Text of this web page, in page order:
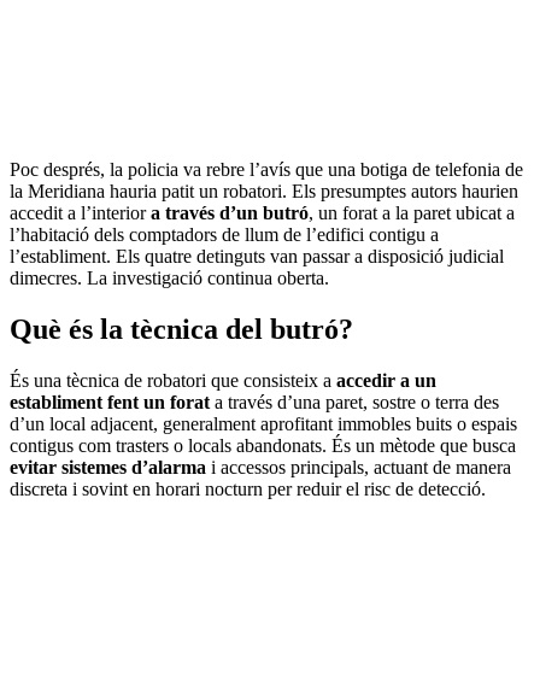
Poc després, la policia va rebre l’avís que una botiga de telefonia de
la Meridiana hauria patit un robatori. Els presumptes autors haurien
accedit a l’interiora través d’un butró, un forat a la paret ubicat a
l’habitació dels comptadors de llum de l’edifici contigu a
l’establiment. Els quatre detinguts van passar a disposició judicial
dimecres. La investigació continua oberta.
Què és la tècnica del butró?
És una tècnica de robatori que consisteix a accedir a un
establiment fent un forat a través d’una paret, sostre o terra des
d’un local adjacent, generalment aprofitant immobles buits o espais
contigus com trasters o locals abandonats. És un mètode que busca
evitar sistemes d’alarma i accessos principals, actuant de manera
discreta i sovint en horari nocturn per reduir el risc de detecció.